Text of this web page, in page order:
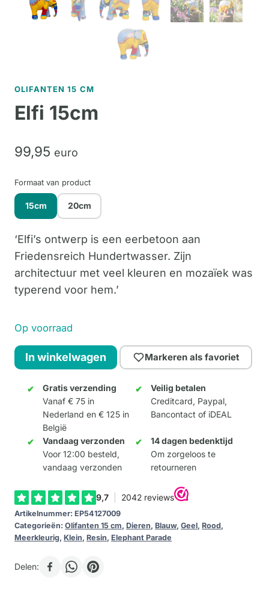
OLIFANTEN 15 CM
Elfi 15cm
99,95 euro
Formaat van product
15cm 20cm
‘Elfi’s ontwerp is een eerbetoon aan
Friedensreich Hundertwasser. Zijn
architectuur met veel kleuren en mozaïek was
typerend voor hem.’
Op voorraad
Elfi
15cm
aantal
In winkelwagen Markeren als favoriet
Gratis verzending
Vanaf € 75 in
Nederland en € 125 in
België
Veilig betalen
Creditcard, Paypal,
Bancontact of iDEAL
Vandaag verzonden
Voor 12:00 besteld,
vandaag verzonden
14 dagen bedenktijd
Om zorgeloos te
retourneren
Artikelnummer: EP54127009
Categorieën: Olifanten 15 cm, Dieren, Blauw, Geel, Rood,
Meerkleurig, Klein, Resin, Elephant Parade
Delen: